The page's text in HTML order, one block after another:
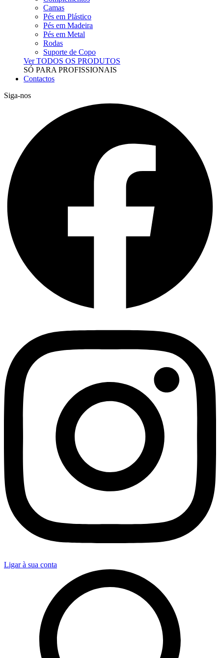
Camas
Pés em Plástico
Pés em Madeira
Pés em Metal
Rodas
Suporte de Copo
Ver TODOS OS PRODUTOS
SÓ PARA PROFISSIONAIS
Contactos
Siga-nos
Ligar à sua conta